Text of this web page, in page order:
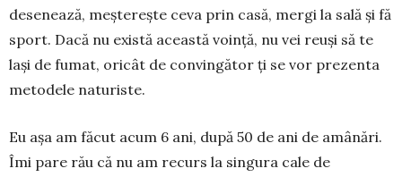
desenează, meșterește ceva prin casă, mergi la sală şi fă
sport. Dacă nu există aceas­tă voință, nu vei reuși să te
lași de fumat, oricât de convingător ți se vor prezenta
metodele naturiste.
Eu așa am făcut acum 6 ani, după 50 de ani de amânări.
Îmi pare rău că nu am recurs la singura cale de